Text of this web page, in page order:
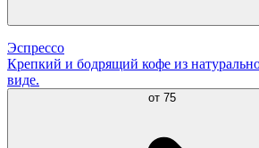
Эспрессо
Крепкий и бодрящий кофе из
виде.
от 75